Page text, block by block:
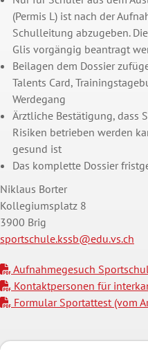
(Permis L) ist nach der
Schulleitung abzugeben.
Glis vorgängig beantragt
Beilagen dem Dossier
Talents Card,
Werdegang
Ärztliche Bestätigung, dass
Risiken betrieben werden
gesund ist
Das komplette Dossier
Niklaus Borter
Kollegiumsplatz 8
3900 Brig
sportschule.kssb@edu.vs.ch
Aufnahmegesuch
Kontaktpersonen für
Formular Sportattest (vom